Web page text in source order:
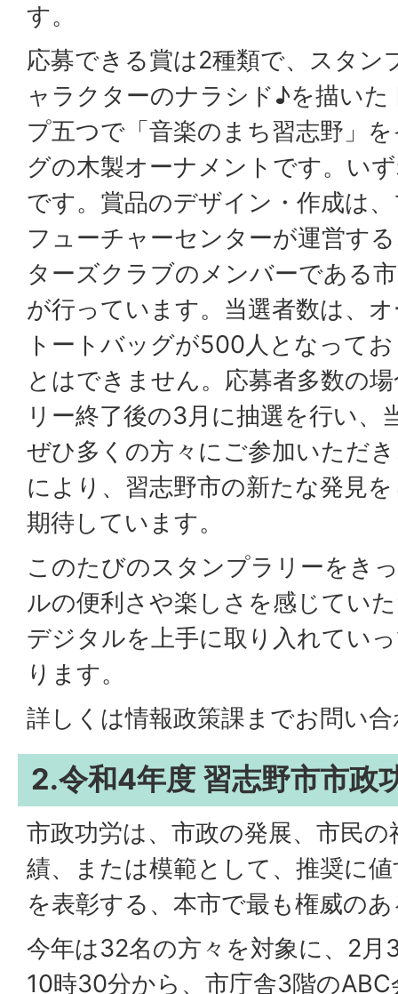
す。
応募できる賞は2種類で、スタン
ャラクターのナラシド♪を描い
プ五つで「音楽のまち習志野」
グの木製オーナメントです。い
です。賞品のデザイン・作成は
フューチャーセンターが運営す
ターズクラブのメンバーである
が行っています。当選者数は、
トートバッグが500人となって
とはできません。応募者多数の
リー終了後の3月に抽選を行い、
ぜひ多くの方々にご参加いただ
により、習志野市の新たな発見
期待しています。
このたびのスタンプラリーをき
ルの便利さや楽しさを感じてい
デジタルを上手に取り入れてい
ります。
詳しくは情報政策課までお問い
2.令和4年度 習志野市市政
市政功労は、市政の発展、市民
績、または模範として、推奨に
を表彰する、本市で最も権威の
今年は32名の方々を対象に、2月
10時30分から、市庁舎3階の